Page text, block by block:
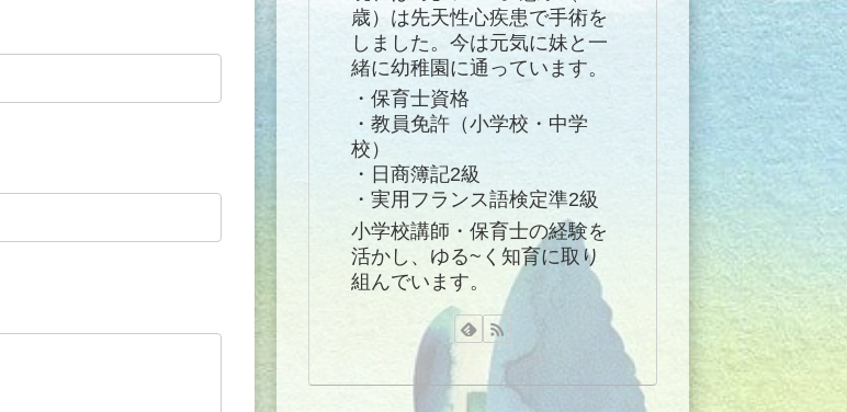
歳）は先天性心疾患で手術を
しました。今は元気に妹と一
緒に幼稚園に通っています。
・保育士資格
・教員免許（小学校・中学
校）
・日商簿記2級
・実用フランス語検定準2級
小学校講師・保育士の経験を
活かし、ゆる~く知育に取り
組んでいます。